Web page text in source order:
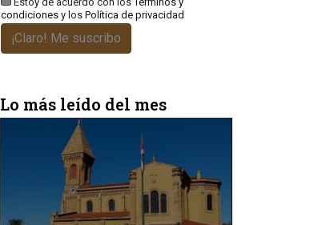
condiciones y los Política de privacidad
¡Claro! Me suscribo
Lo más leído del mes